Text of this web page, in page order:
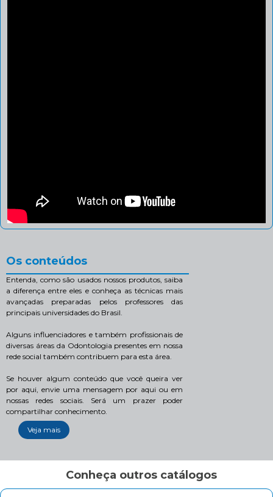
Os conteúdos
Entenda, como são usados nossos produtos, saiba
a diferença entre eles e conheça as técnicas mais
avançadas preparadas pelos professores das
principais universidades do Brasil.
Alguns influenciadores e também profissionais de
diversas áreas da Odontologia presentes em nossa
rede social também contribuem para esta área.
Se houver algum conteúdo que você queira ver
por aqui, envie uma mensagem por aqui ou em
nossas redes sociais. Será um prazer poder
compartilhar conhecimento.
Veja mais
Conheça outros catálogos